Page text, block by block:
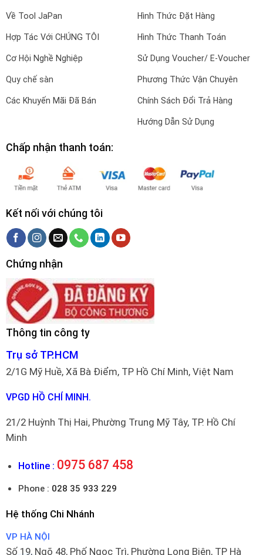
Về Tool JaPan
Hợp Tác Với CHÚNG TÔI
Cơ Hội Nghề Nghiệp
Quy chế sàn
Các Khuyến Mãi Đã Bán
Hình Thức Đặt Hàng
Hình Thức Thanh Toán
Sử Dụng Voucher/ E-Voucher
Phương Thức Vận Chuyên
Chính Sách Đổi Trả Hàng
Hướng Dẫn Sử Dụng
Chấp nhận thanh toán:
Kết nối với chúng tôi
Chứng nhận
Thông tin công ty
Trụ sở TP.HCM
2/1G Mỹ Huề, Xã Bà Điểm, TP Hồ Chí Minh, Việt Nam
VPGD HỒ CHÍ MINH.
21/2 Huỳnh Thị Hai, Phường Trung Mỹ Tây, TP. Hồ Chí
Minh
Hotline : 0975 687 458
Phone : 028 35 933 229
Hệ thống Chi Nhánh
VP HÀ NỘI
Số 19, Ngõ 48, Phố Ngọc Trì, Phường Long Biên, TP Hà